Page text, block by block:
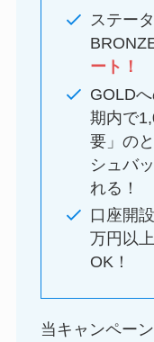
ステー
ート！
GOLD
期内で
要」の
シュバ
れる！
口座開
万円以
OK！
当キャンペー